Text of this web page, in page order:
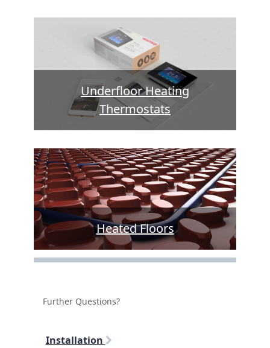
Underfloor Heating
Thermostats
Heated Floors
Further Questions?
Installation